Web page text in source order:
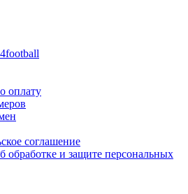
оплату
соглашение
обработке и защите персональных